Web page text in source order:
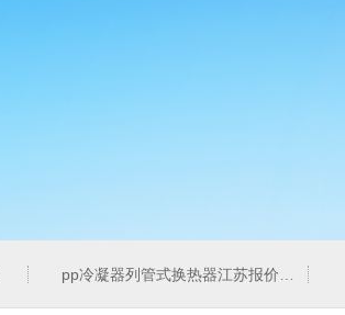
pp冷凝器列管式换热器江苏报价